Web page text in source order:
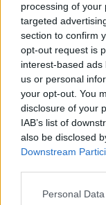
processing of your
targeted
section to confirm
opt-out request is
interest-based
us or personal
your opt-out. You
disclosure of your
IAB’s list of
also be disclosed
Downstream
Please note that
Personal